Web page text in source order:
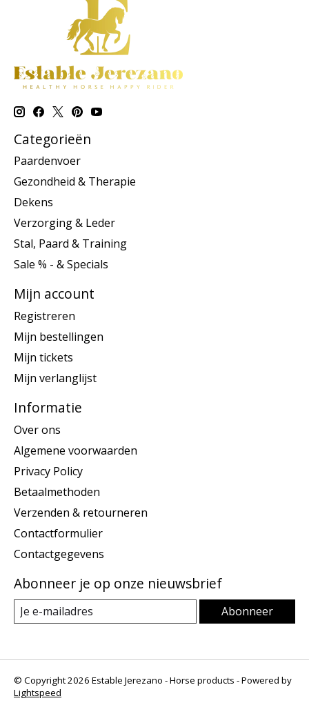
Categorieën
Paardenvoer
Gezondheid & Therapie
Dekens
Verzorging & Leder
Stal, Paard & Training
Sale % - & Specials
Mijn account
Registreren
Mijn bestellingen
Mijn tickets
Mijn verlanglijst
Informatie
Over ons
Algemene voorwaarden
Privacy Policy
Betaalmethoden
Verzenden & retourneren
Contactformulier
Contactgegevens
Abonneer je op onze nieuwsbrief
Abonneer
© Copyright 2026 Estable Jerezano - Horse products - Powered by
Lightspeed